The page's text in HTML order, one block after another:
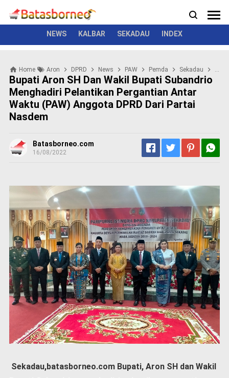
N
e
s
o
l
i
t
i
K
r
i
a
P
e
m
e
r
n
t
S
r
NEWS KALBAR SEKADAU INDEX
News Kriminal Seremonial
Home Aron DPRD News PAW Pemda Sekadau
Bupati Aron SH Dan Wakil Bupati Subandrio
Menghadiri Pelantikan Pergantian Antar
Waktu (PAW) Anggota DPRD Dari Partai
Nasdem
Batasborneo.com
16/08/2022
Sekadau,batasborneo.com Bupati, Aron SH dan Wakil